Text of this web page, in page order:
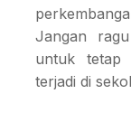
Jangan
untuk tetap
terjadi di